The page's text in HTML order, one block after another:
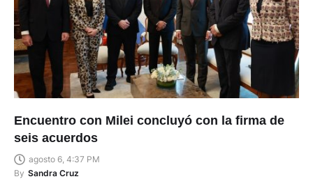
Encuentro con Milei concluyó con la firma de
seis acuerdos
agosto 6, 4:37 PM
By Sandra Cruz